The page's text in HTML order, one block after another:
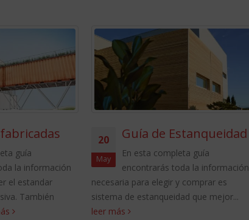
guía
la información
el estandar
También
20
May
Guía de Estanqueidad
En esta completa guía
encontrarás toda la información
necesaria para elegir y comprar es
sistema de estanqueidad que mejor...
leer más